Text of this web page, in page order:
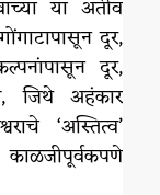
या अतीव
दूर,
दूर,
जिथे अहंकार
‘अस्तित्व’